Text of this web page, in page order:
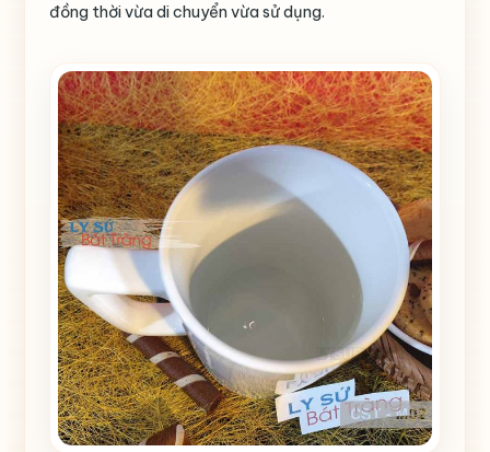
đồng thời vừa di chuyển vừa sử dụng.